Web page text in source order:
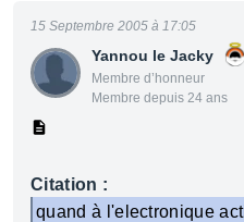
Yannou le Jacky
Membre d’honneur
Membre depuis 24 ans
15 Septembre 2005 à 17:05
Citation :
quand à l'electronique